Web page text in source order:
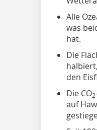
Alle
was
hat.
Die
den
Die CO2
auf